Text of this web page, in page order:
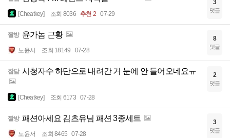
[Cheatkey] 조회 8036 추천 2 07-29
3
댓글
짤방 윤가놈 근황
노윤서 조회 18149 07-28
8
댓글
잡담 시청자수 하단으로 내려간 거 눈에 안 들어오네요ㅠ
[Cheatkey] 조회 6173 07-28
2
댓글
짤방 패션아세요 김츠유님 패션 3종세트
노윤서 조회 8465 07-28
3
댓글